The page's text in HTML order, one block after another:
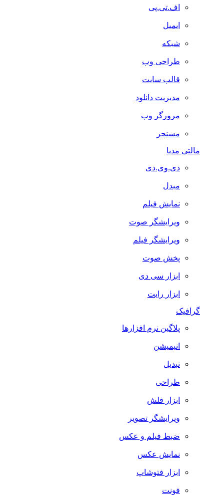
اف.تی.پی
ایمیل
شبکه
طراحی وب
قالب سایت
مدیریت دانلود
مرورگر وب
مسنجر
مالتی مدیا
دی.وی.دی
مبدل
نمایش فیلم
ویرایشگر صوت
ویرایشگر فیلم
پخش صوت
ابزار سی دی
ابزار رایت
گرافیک
پلاگین نرم افزارها
انیمیشن
تبدیل
طراحی
ابزار فلش
ویرایشگر تصویر
ضبط فيلم و عكس
نمایش عکس
ابزار فتوشاپ
فونت